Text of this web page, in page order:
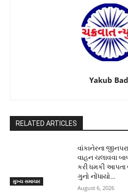
Yakub
RELATED ARTICLES
મુખ્ય સમાચાર
વાંકાનેરના
વાહન ચલાવવા
કરી ધમકી
ગુનો નોંધાયો…
August 6, 2026